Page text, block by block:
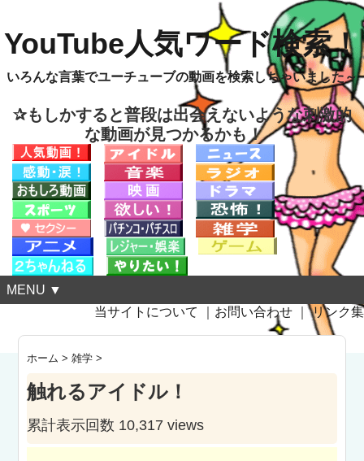
YouTube人気ワード検索！
いろんな言葉でユーチューブの動画を検索しちゃいました～
✰もしかすると普段は出会えないような刺激的
な動画が見つかるかも！
MENU ▼
当サイトについて
お問い合わせ ｜リンク集
ホーム >雑学 >
触れるアイドル！
累計表示回数 10,317 views